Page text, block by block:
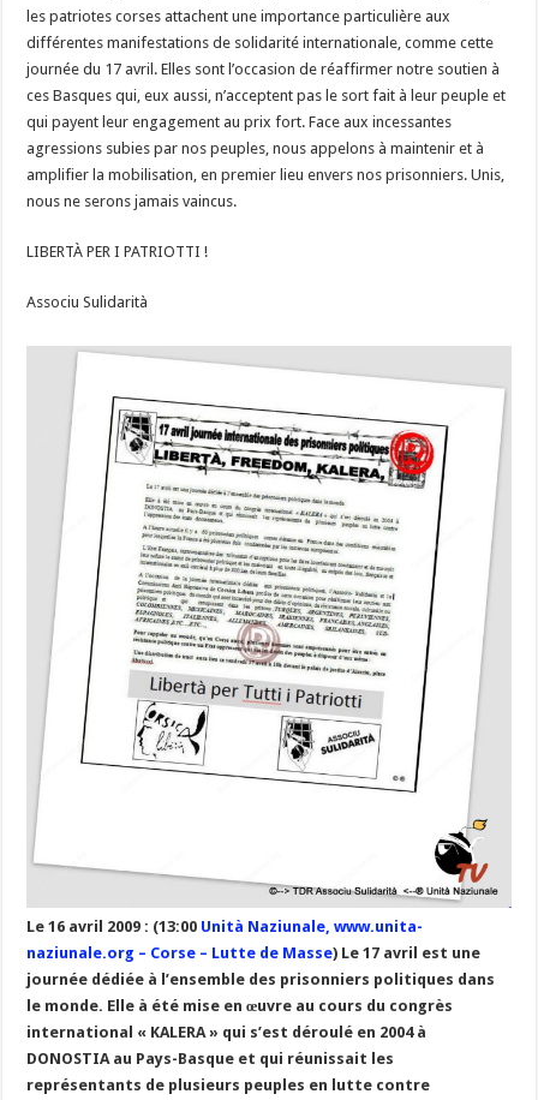
les patriotes corses attachent une importance particulière aux
différentes manifestations de solidarité internationale, comme cette
journée du 17 avril. Elles sont l’occasion de réaffirmer notre soutien à
ces Basques qui, eux aussi, n’acceptent pas le sort fait à leur peuple et
qui payent leur engagement au prix fort. Face aux incessantes
agressions subies par nos peuples, nous appelons à maintenir et à
amplifier la mobilisation, en premier lieu envers nos prisonniers. Unis,
nous ne serons jamais vaincus.
LIBERTÀ PER I PATRIOTTI !
Associu Sulidarità
Le 16 avril 2009 : (13:00 Unità Naziunale, www.unita-
naziunale.org – Corse – Lutte de Masse) Le 17 avril est une
journée dédiée à l’ensemble des prisonniers politiques dans
le monde. Elle à été mise en œuvre au cours du congrès
international « KALERA » qui s’est déroulé en 2004 à
DONOSTIA au Pays-Basque et qui réunissait les
représentants de plusieurs peuples en lutte contre